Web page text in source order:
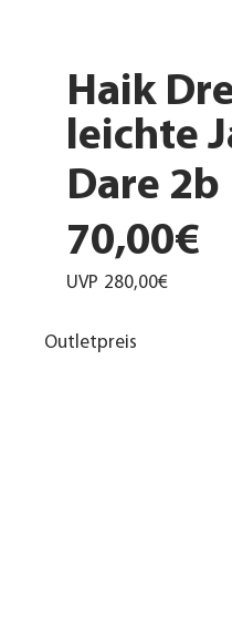
Haik
leichte
Dare 2b
70,00€
UVP 280,00€
Outletpreis